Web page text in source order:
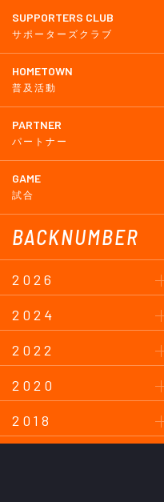
SUPPORTERS CLUB
サポーターズクラブ
HOMETOWN
普及活動
PARTNER
パートナー
GAME
試合
BACKNUMBER
2026
2024
2022
2020
2018